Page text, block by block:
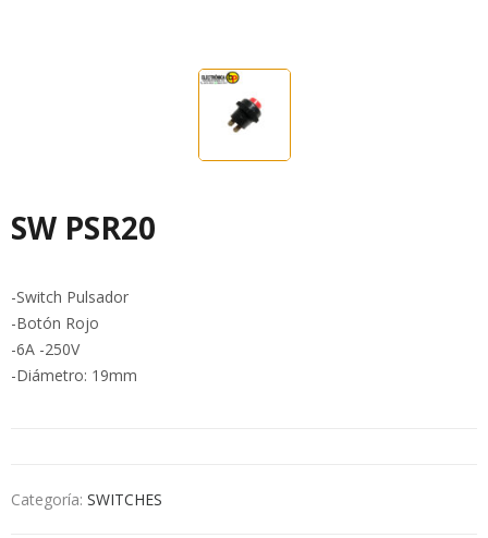
SW PSR20
-Switch Pulsador
-Botón Rojo
-6A -250V
-Diámetro: 19mm
Categoría: SWITCHES